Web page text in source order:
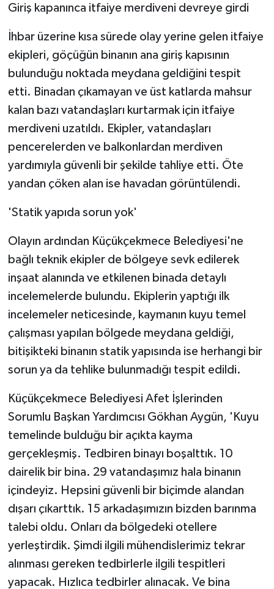
Giriş kapanınca itfaiye merdiveni devreye girdi
İhbar üzerine kısa sürede olay yerine gelen itfaiye
ekipleri, göçüğün binanın ana giriş kapısının
bulunduğu noktada meydana geldiğini tespit
etti. Binadan çıkamayan ve üst katlarda mahsur
kalan bazı vatandaşları kurtarmak için itfaiye
merdiveni uzatıldı. Ekipler, vatandaşları
pencerelerden ve balkonlardan merdiven
yardımıyla güvenli bir şekilde tahliye etti. Öte
yandan çöken alan ise havadan görüntülendi.
'Statik yapıda sorun yok'
Olayın ardından Küçükçekmece Belediyesi'ne
bağlı teknik ekipler de bölgeye sevk edilerek
inşaat alanında ve etkilenen binada detaylı
incelemelerde bulundu. Ekiplerin yaptığı ilk
incelemeler neticesinde, kaymanın kuyu temel
çalışması yapılan bölgede meydana geldiği,
bitişikteki binanın statik yapısında ise herhangi bir
sorun ya da tehlike bulunmadığı tespit edildi.
Küçükçekmece Belediyesi Afet İşlerinden
Sorumlu Başkan Yardımcısı Gökhan Aygün, 'Kuyu
temelinde bulduğu bir açıkta kayma
gerçekleşmiş. Tedbiren binayı boşalttık. 10
dairelik bir bina. 29 vatandaşımız hala binanın
içindeyiz. Hepsini güvenli bir biçimde alandan
dışarı çıkarttık. 15 arkadaşımızın bizden barınma
talebi oldu. Onları da bölgedeki otellere
yerleştirdik. Şimdi ilgili mühendislerimiz tekrar
alınması gereken tedbirlerle ilgili tespitleri
yapacak. Hızlıca tedbirler alınacak. Ve bina
TEKNOLOJİ
Turizm
ÜLKE GÜNDEMİ
YAŞAM
YEREL
Yerel Haberler